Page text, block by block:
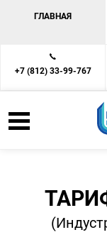
ГЛАВНАЯ
+7 (812) 33-99-767